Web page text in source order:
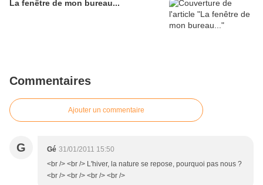
La fenêtre de mon bureau...
Commentaires
Ajouter un commentaire
G Gé 31/01/2011 15:50
<br /> <br /> L'hiver, la nature se repose, pourquoi pas nous ?
<br /> <br /> <br /> <br />